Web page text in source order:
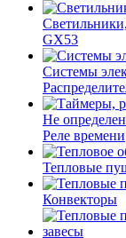
GX53
Системы
Не
Реле времени
Тепловые
Конвекторы